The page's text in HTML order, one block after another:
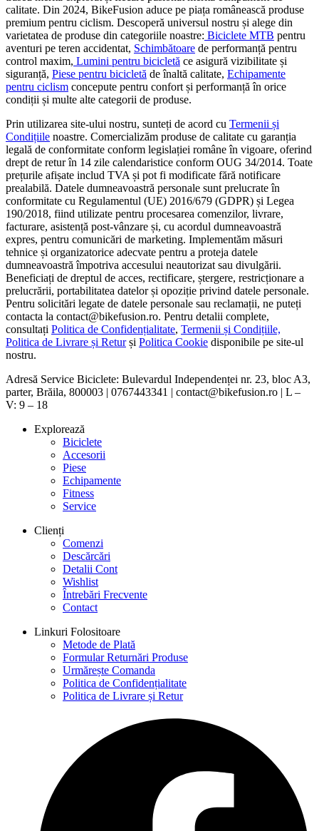
calitate. Din 2024, BikeFusion aduce pe piața românească produse
premium pentru ciclism. Descoperă universul nostru și alege din
varietatea de produse din categoriile noastre: Biciclete MTB pentru
aventuri pe teren accidentat, Schimbătoare de performanță pentru
control maxim, Lumini pentru bicicletă ce asigură vizibilitate și
siguranță, Piese pentru bicicletă de înaltă calitate, Echipamente
pentru ciclism concepute pentru confort și performanță în orice
condiții și multe alte categorii de produse.
Prin utilizarea site-ului nostru, sunteți de acord cu Termenii și
Condițiile noastre. Comercializăm produse de calitate cu garanția
legală de conformitate conform legislației române în vigoare, oferind
drept de retur în 14 zile calendaristice conform OUG 34/2014. Toate
prețurile afișate includ TVA și pot fi modificate fără notificare
prealabilă. Datele dumneavoastră personale sunt prelucrate în
conformitate cu Regulamentul (UE) 2016/679 (GDPR) și Legea
190/2018, fiind utilizate pentru procesarea comenzilor, livrare,
facturare, asistență post-vânzare și, cu acordul dumneavoastră
expres, pentru comunicări de marketing. Implementăm măsuri
tehnice și organizatorice adecvate pentru a proteja datele
dumneavoastră împotriva accesului neautorizat sau divulgării.
Beneficiați de dreptul de acces, rectificare, ștergere, restricționare a
prelucrării, portabilitatea datelor și opoziție privind datele personale.
Pentru solicitări legate de datele personale sau reclamații, ne puteți
contacta la contact@bikefusion.ro. Pentru detalii complete,
consultați Politica de Confidențialitate, Termenii și Condițiile,
Politica de Livrare și Returși Politica Cookie disponibile pe site-ul
nostru.
Adresă Service Biciclete: Bulevardul Independenței nr. 23, bloc A3,
parter, Brăila, 800003 | 0767443341 | contact@bikefusion.ro | L –
V: 9 – 18
Explorează
Biciclete
Accesorii
Piese
Echipamente
Fitness
Service
Clienți
Comenzi
Descărcări
Detalii Cont
Wishlist
Întrebări Frecvente
Contact
Linkuri Folositoare
Metode de Plată
Formular Returnări Produse
Urmărește Comanda
Politica de Confidențialitate
Politica de Livrare și Retur